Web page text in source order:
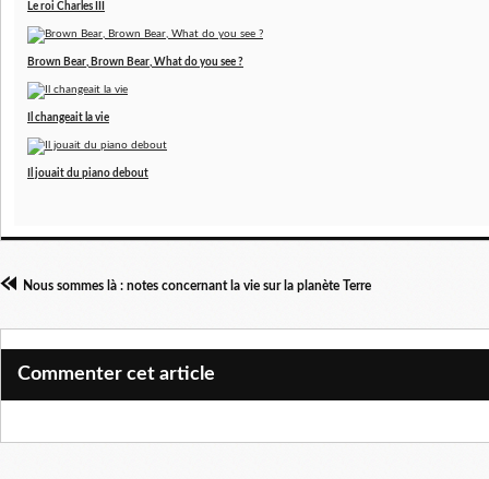
Le roi Charles III
Brown Bear, Brown Bear, What do you see ?
Il changeait la vie
Il jouait du piano debout
Nous sommes là : notes concernant la vie sur la planète Terre
Commenter cet article